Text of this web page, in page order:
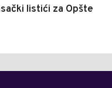
listići za Opšte